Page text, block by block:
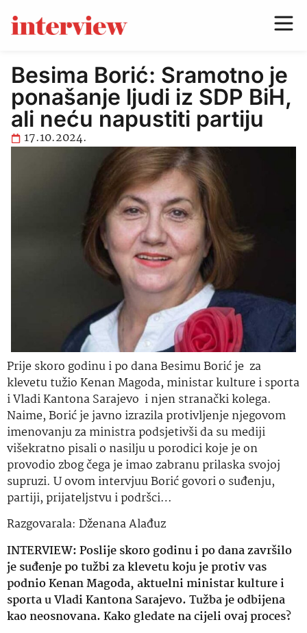
Besima Borić: Sramotno je
ponašanje ljudi iz SDP BiH,
ali neću napustiti partiju
17.10.2024.
Prije skoro godinu i po dana Besimu Borić je za
klevetu tužio Kenan Magoda, ministar kulture i sporta
i Vladi Kantona Sarajevo i njen stranački kolega.
Naime, Borić je javno izrazila protivljenje njegovom
imenovanju za ministra podsjetivši da su mediji
višekratno pisali o nasilju u porodici koje je on
provodio zbog čega je imao zabranu prilaska svojoj
supruzi. U ovom intervjuu Borić govori o suđenju,
partiji, prijateljstvu i podršci…
Razgovarala: Dženana Alađuz
INTERVIEW:Poslije skoro godinu i po dana završilo
je suđenje po tužbi za klevetu koju je protiv vas
podnio Kenan Magoda,aktuelni ministar kulture i
sportau VladiKantonaSarajevo. Tužba je odbijena
kao neosnovana. Kako gledate na cijeli ovaj proces?